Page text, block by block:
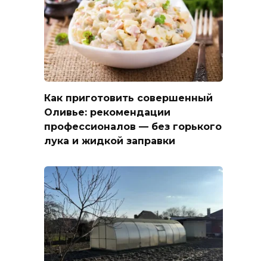
Как приготовить совершенный
Оливье: рекомендации
профессионалов — без горького
лука и жидкой заправки